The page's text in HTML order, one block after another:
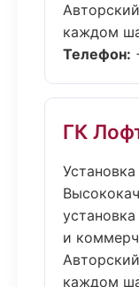
каждом
Телефон:
ГК
и
каждом